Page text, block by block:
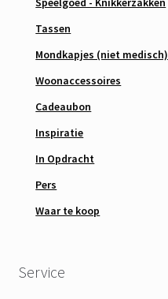
Tassen
Mondkapjes (niet medisch)
Woonaccessoires
Cadeaubon
Inspiratie
In Opdracht
Pers
Waar te koop
Service